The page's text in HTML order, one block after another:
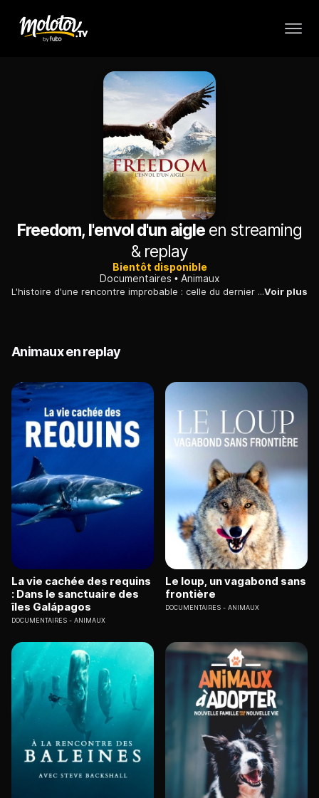
Freedom, l'envol d'un aigle en streaming
& replay
Bientôt disponible
Documentaires
Animaux
L'histoire d'une rencontre improbable : celle du dernier aigle pêcheur en liberté avec un oiseau de la même espèce, mais lui, captif depuis des années.Voir plus
Animaux en replay
La vie cachée des requins
: Dans le sanctuaire des
îles Galápagos
DOCUMENTAIRES ANIMAUX
Le loup, un vagabond sans
frontière
DOCUMENTAIRES ANIMAUX